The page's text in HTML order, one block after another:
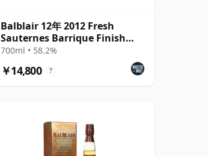
Balblair 12年 2012 Fresh
Sauternes Barrique Finish
(cask 3228)
700ml • 58.2%
￥14,800 ?